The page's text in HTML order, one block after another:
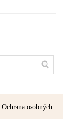
Ochrana osobných